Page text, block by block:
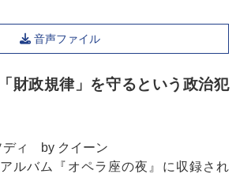
音声ファイル
財政規律」を守るという政治犯
ディ by クイーン
ルバム『オペラ座の夜』に収録され